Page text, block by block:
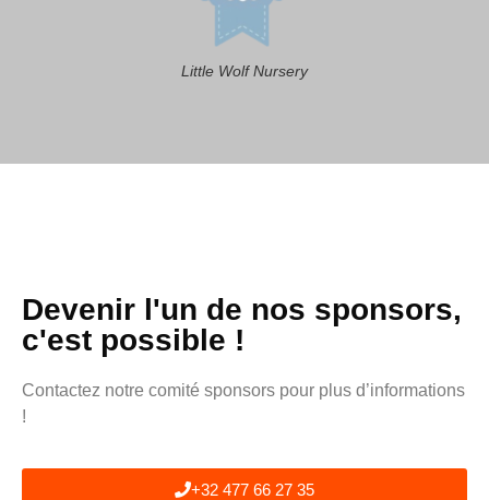
Little Wolf Nursery
Devenir l'un de nos sponsors,
c'est possible !
Contactez notre comité sponsors pour plus d’informations
!
+32 477 66 27 35